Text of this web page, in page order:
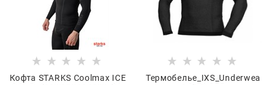
Кофта STARKS Coolmax ICE
Термобелье_IXS_Underwea